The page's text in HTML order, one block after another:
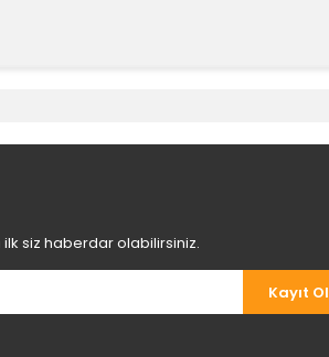
siz haberdar olabilirsiniz.
Kayıt Ol